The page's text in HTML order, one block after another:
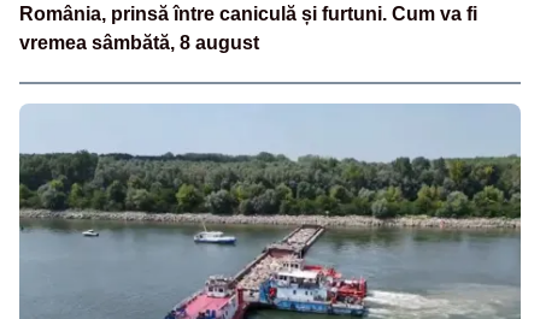
România, prinsă între caniculă și furtuni. Cum va fi
vremea sâmbătă, 8 august